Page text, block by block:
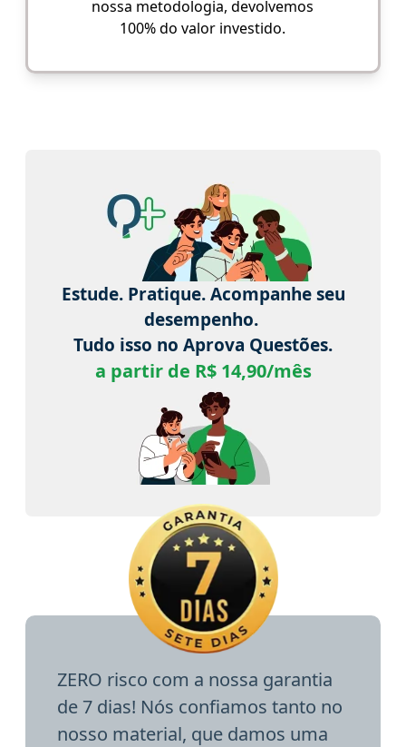
nossa metodologia, devolvemos
100% do valor investido.
Estude. Pratique. Acompanhe seu
desempenho.
Tudo isso no Aprova Questões.
a partir de R$ 14,90/mês
ZERO risco com a nossa garantia
de 7 dias! Nós confiamos tanto no
nosso material, que damos uma